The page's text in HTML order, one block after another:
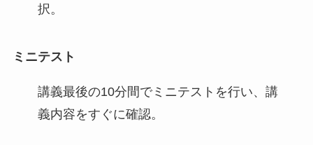
択。
ミニテスト
講義最後の10分間でミニテストを行い、講
義内容をすぐに確認。